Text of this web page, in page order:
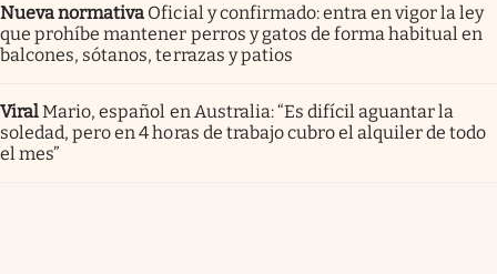
Nueva normativa Oficial y confirmado: entra en vigor la ley
que prohíbe mantener perros y gatos de forma habitual en
balcones, sótanos, terrazas y patios
ViralMario, español en Australia: “Es difícil aguantar la
soledad, pero en 4 horas de trabajo cubro el alquiler de todo
el mes”